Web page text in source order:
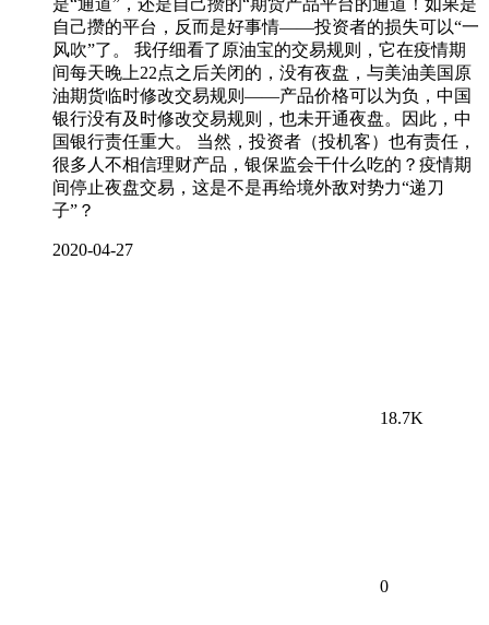
自己攒的平台，反而是好事情——投资者的损失可以“一
风吹”了。 我仔细看了原油宝的交易规则，它在疫情期
间每天晚上22点之后关闭的，没有夜盘，与美油美国原
油期货临时修改交易规则——产品价格可以为负，中国
银行没有及时修改交易规则，也未开通夜盘。因此，中
国银行责任重大。 当然，投资者（投机客）也有责任，
很多人不相信理财产品，银保监会干什么吃的？疫情期
间停止夜盘交易，这是不是再给境外敌对势力“递刀
子”？
2020-04-27
18.7K
0